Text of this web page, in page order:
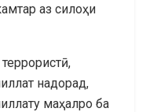
аз силоҳи
надорад,
маҳалро ба